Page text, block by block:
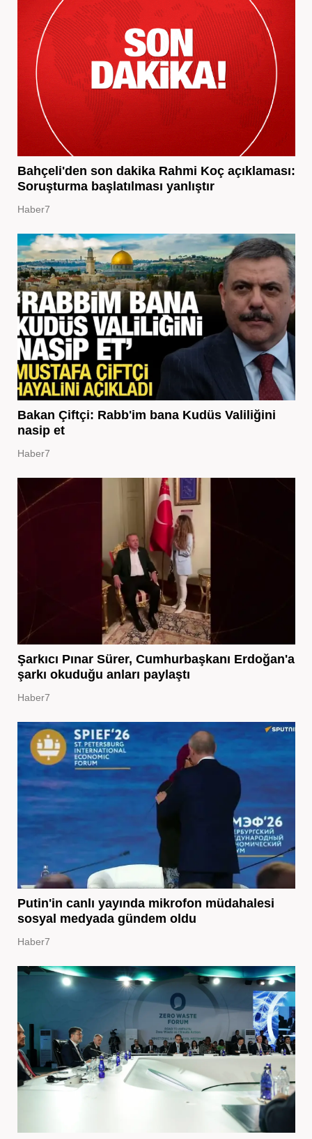
Bahçeli'den son dakika Rahmi Koç açıklaması:
Soruşturma başlatılması yanlıştır
Haber7
Bakan Çiftçi: Rabb'im bana Kudüs Valiliğini
nasip et
Haber7
Şarkıcı Pınar Sürer, Cumhurbaşkanı Erdoğan'a
şarkı okuduğu anları paylaştı
Haber7
Putin'in canlı yayında mikrofon müdahalesi
sosyal medyada gündem oldu
Haber7